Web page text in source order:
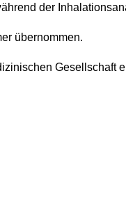
der
übernommen.
Gesellschaft